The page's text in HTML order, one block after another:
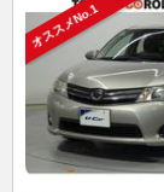
オススメNo.1